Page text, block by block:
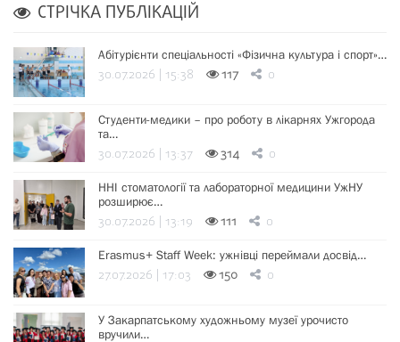
СТРІЧКА ПУБЛІКАЦІЙ
Абітурієнти спеціальності «Фізична культура і спорт»…
30.07.2026 | 15:38 117 0
Студенти-медики – про роботу в лікарнях Ужгорода
та…
30.07.2026 | 13:37 314 0
ННІ стоматології та лабораторної медицини УжНУ
розширює…
30.07.2026 | 13:19 111 0
Erasmus+ Staff Week: ужнівці переймали досвід…
27.07.2026 | 17:03 150 0
У Закарпатському художньому музеї урочисто
вручили…